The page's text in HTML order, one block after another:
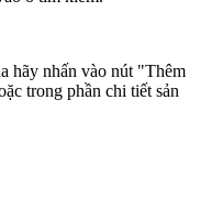
hãy nhấn vào nút "Thêm
trong phần chi tiết sản